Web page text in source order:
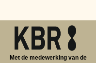
Met de medewerking van de